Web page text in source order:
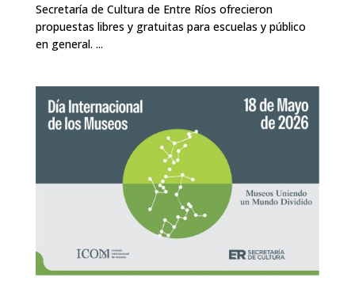
Secretaría de Cultura de Entre Ríos ofrecieron
propuestas libres y gratuitas para escuelas y público
en general. ...